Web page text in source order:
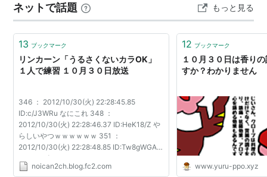
ネットで話題 もっと見る
13 ブックマーク
リンカーン「うるさくないカラOK」
１人で練習 １０月３０日放送
346 ： 2012/10/30(火) 22:28:45.85
ID:c/J3WRu なにこれ 348 ：
2012/10/30(火) 22:28:46.37 ID:HeK18/Z や
らしいやつｗｗｗｗｗｗ 351 ：
2012/10/30(火) 22:28:48.85 ID:Tw8gWGA9
あ、これ知ってる カラオケのやつだ 368 ：
2012/10/30(火) 22:28:58.79 ID:WdToSEK 消
noican2ch.blog.fc2.com
12 ブックマーク
１０月３０日は香り
すか？わかりません
www.yuru-ppo.xyz